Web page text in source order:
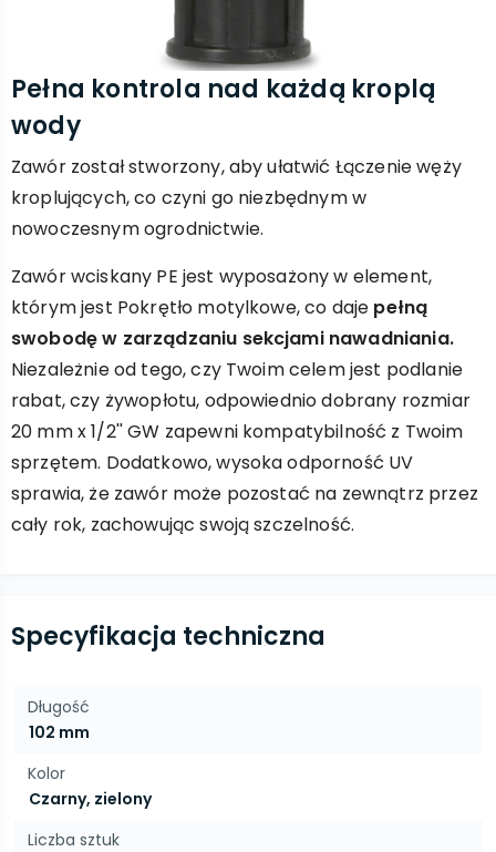
Pełna kontrola nad każdą kroplą
wody
Zawór został stworzony, aby ułatwić Łączenie węży
kroplujących, co czyni go niezbędnym w
nowoczesnym ogrodnictwie.
Zawór wciskany PE jest wyposażony w element,
którym jest Pokrętło motylkowe, co daje pełną
swobodę w zarządzaniu sekcjami nawadniania.
Niezależnie od tego, czy Twoim celem jest podlanie
rabat, czy żywopłotu, odpowiednio dobrany rozmiar
20 mm x 1/2'' GW zapewni kompatybilność z Twoim
sprzętem. Dodatkowo, wysoka odporność UV
sprawia, że zawór może pozostać na zewnątrz przez
cały rok, zachowując swoją szczelność.
Specyfikacja techniczna
Długość
102 mm
Kolor
Czarny, zielony
Liczba sztuk